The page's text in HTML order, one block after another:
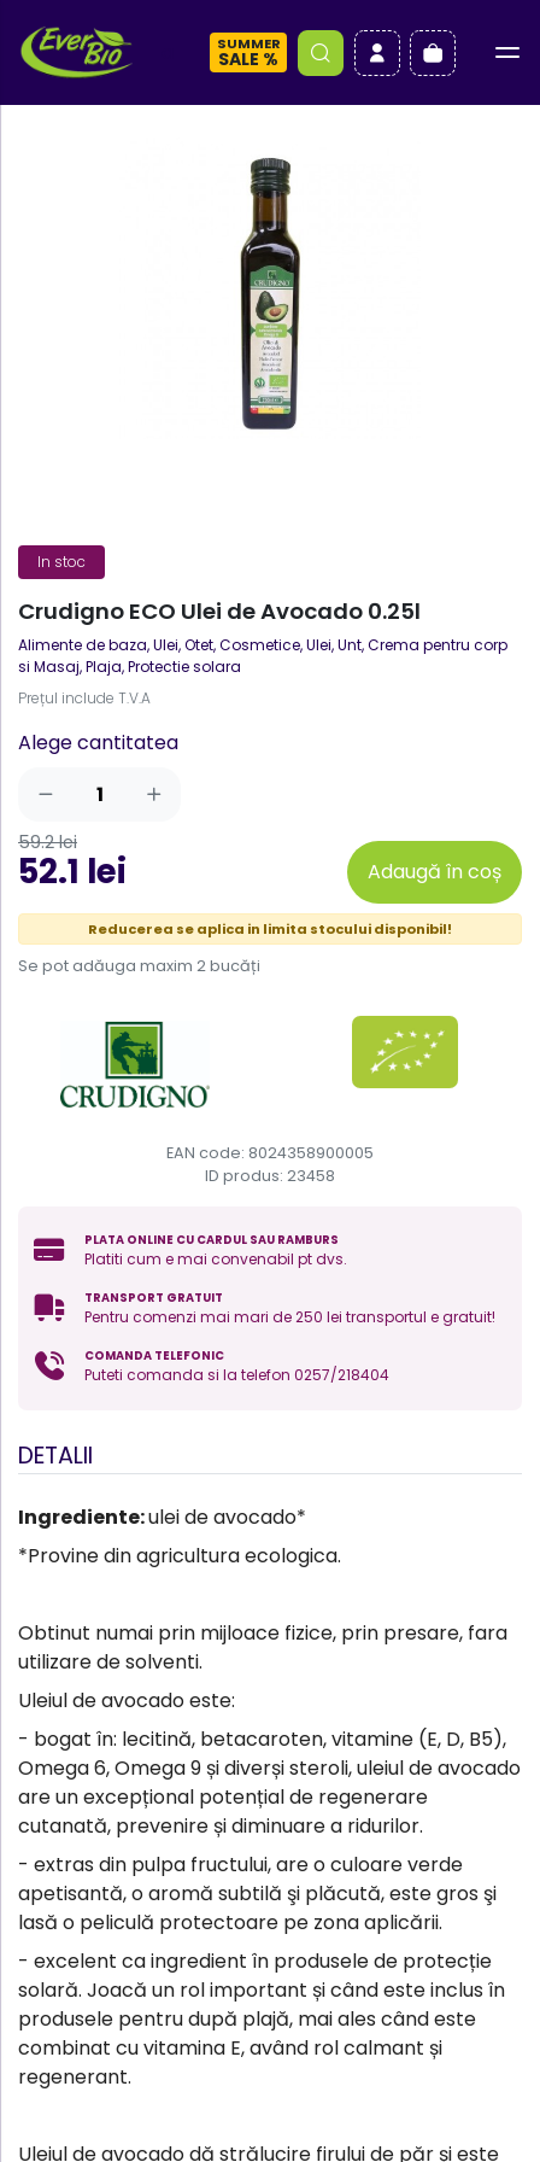
SUMMER
SALE %
In stoc
Crudigno ECO Ulei de Avocado 0.25l
Alimente de baza,Ulei, Otet,Cosmetice,Ulei, Unt, Crema pentru corp
si Masaj,Plaja, Protectie solara
Prețul include T.V.A
Alege cantitatea
59.2 lei
52.1 lei Adaugă în coș
Reducerea se aplica in limita stocului disponibil!
Se pot adăuga maxim 2 bucăți
EAN code: 8024358900005
ID produs: 23458
PLATA ONLINE CU CARDUL SAU RAMBURS
Platiti cum e mai convenabil pt dvs.
TRANSPORT GRATUIT
Pentru comenzi mai mari de 250 lei transportul e gratuit!
COMANDA TELEFONIC
Puteti comanda si la telefon 0257/218404
DETALII
Ingrediente:ulei de avocado*
*Provine din agricultura ecologica.
Obtinut numai prin mijloace fizice, prin presare, fara
utilizare de solventi.
Uleiul de avocado este:
- bogat în: lecitină, betacaroten, vitamine (E, D, B5),
Omega 6, Omega 9 și diverși steroli, uleiul de avocado
are un excepțional potențial de regenerare
cutanată, prevenire și diminuare a ridurilor.
- extras din pulpa fructului, are o culoare verde
apetisantă, o aromă subtilă şi plăcută, este gros şi
lasă o peliculă protectoare pe zona aplicării.
- excelent ca ingredient în produsele de protecție
solară. Joacă un rol important și când este inclus în
produsele pentru după plajă, mai ales când este
combinat cu vitamina E, având rol calmant și
regenerant.
Uleiul de avocado dă strălucire firului de păr și este